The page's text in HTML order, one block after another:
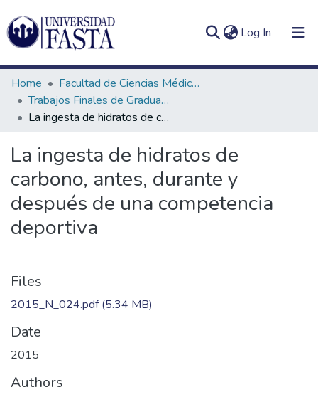
Log In (current)
Communities
&
Collections
All of DSpace
In(current)
Home
Facultad de Ciencias Médicas
Trabajos Finales de Graduación de Licenciatura en Nutrición
La ingesta de hidratos de carbono, antes, durante y después de una competencia deportiva
La ingesta de hidratos de
carbono, antes, durante y
después de una competencia
deportiva
Files
2015_N_024.pdf(5.34 MB)
Date
2015
Authors